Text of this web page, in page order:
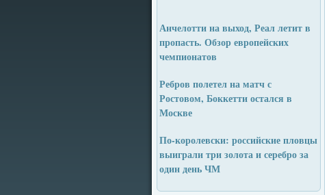
Анчелотти на выход, Реал летит в
пропасть. Обзор европейских
чемпионатов
Ребров полетел на матч с
Ростовом, Боккетти остался в
Москве
По-королевски: российские пловцы
выиграли три золота и серебро за
один день ЧМ